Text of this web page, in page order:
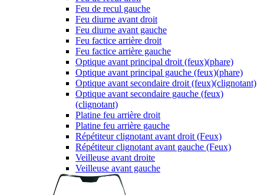
Feu de recul gauche
Feu diurne avant droit
Feu diurne avant gauche
Feu factice arrière droit
Feu factice arrière gauche
Optique avant principal droit (feux)(phare)
Optique avant principal gauche (feux)(phare)
Optique avant secondaire droit (feux)(clignotant)
Optique avant secondaire gauche (feux)
(clignotant)
Platine feu arrière droit
Platine feu arrière gauche
Répétiteur clignotant avant droit (Feux)
Répétiteur clignotant avant gauche (Feux)
Veilleuse avant droite
Veilleuse avant gauche